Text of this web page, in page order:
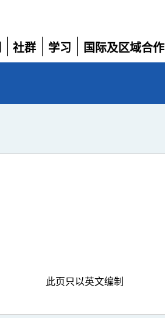
社群
展
学习
展
国际及区域合作
展
此页只以英文编制